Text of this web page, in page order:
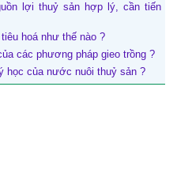
lợi thuỷ sản hợp lý, cần tiến
hoá như thế nào ?
các phương pháp gieo trồng ?
học của nước nuôi thuỷ sản ?